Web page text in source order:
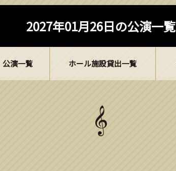
2027年01月26日の公演一覧
公演一覧 ホール施設貸出一覧